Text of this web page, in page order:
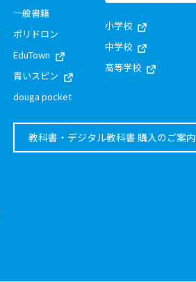
一般書籍
ポリドロン
EduTown
青いスピン
douga pocket
小学校
中学校
高等学校
教科書・デジタル教科書 購入のご案内